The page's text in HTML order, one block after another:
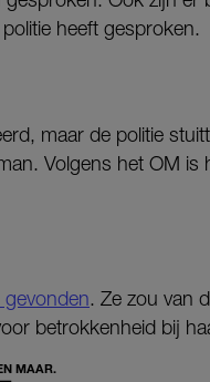
heeft gesproken.
maar de politie
Volgens het OM is
. Ze zou van
betrokkenheid bij
MAAR.